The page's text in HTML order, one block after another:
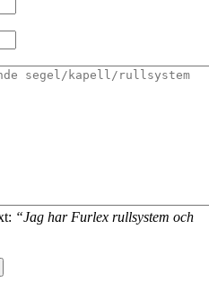
“Jag har Furlex rullsystem och